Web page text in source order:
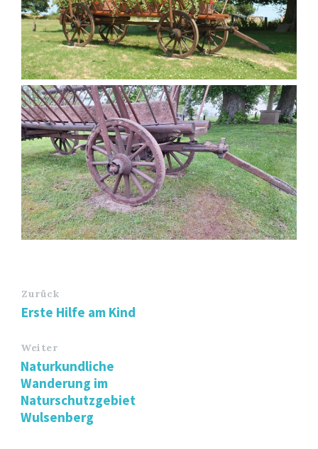
Zurück
Erste Hilfe am Kind
Weiter
Naturkundliche
Wanderung im
Naturschutzgebiet
Wulsenberg